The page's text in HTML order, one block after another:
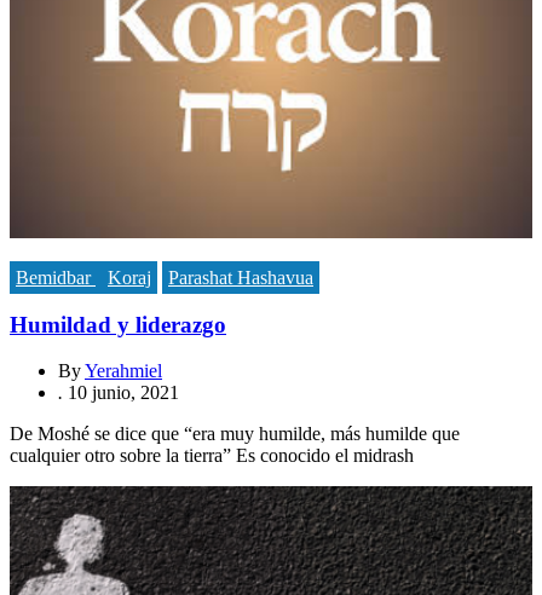
Bemidbar Koraj Parashat Hashavua
Humildad y liderazgo
ByYerahmiel
. 10 junio, 2021
De Moshé se dice que “era muy humilde, más humilde que
cualquier otro sobre la tierra” Es conocido el midrash